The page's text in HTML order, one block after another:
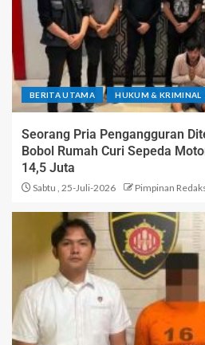
BERITA UTAMA HUKUM & KRIMINAL
Seorang Pria Pengangguran
Bobol Rumah Curi Sepeda
14,5 Juta
Sabtu , 25-Juli-2026 Pimpinan